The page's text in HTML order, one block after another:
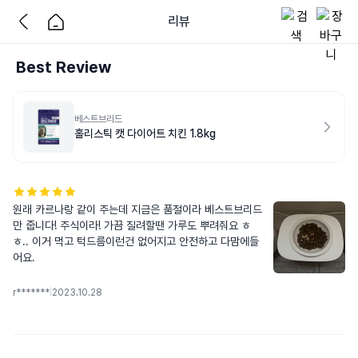
리뷰
Best Review
베스트브리드
홀리스틱 캣 다이어트 치킨 1.8kg
원래 카르나랑 같이 주는데 지금은 품절이라 베스트브리드
만 줍니다! 주식이라! 가끔 질려할땐 가루도 뿌려줘요 ㅎ
ㅎ.. 이거 먹고 턱드름이런건 없어지고 안전하고 다맘에들
어요.
r******* 2023.10.28